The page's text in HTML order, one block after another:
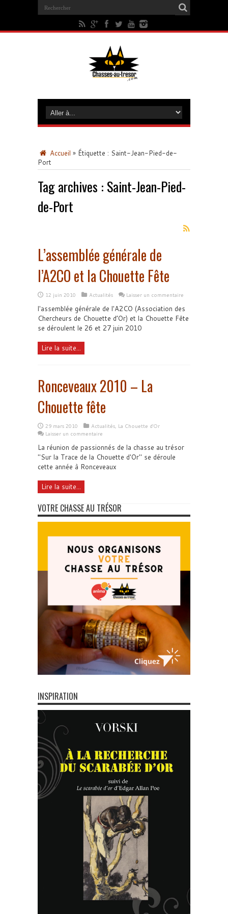
Accueil » Étiquette : Saint-Jean-Pied-de-
Port
Tag archives : Saint-Jean-Pied-
de-Port
L’assemblée générale de
l’A2CO et la Chouette Fête
12 juin 2010 Actualités Laisser un commentaire
l'assemblée générale de l'A2CO (Association des
Chercheurs de Chouette d’Or) et la Chouette Fête
se déroulent le 26 et 27 juin 2010
Lire la suite...
Ronceveaux 2010 – La
Chouette fête
29 mars 2010 Actualités, La Chouette d'Or
Laisser un commentaire
La réunion de passionnés de la chasse au trésor
"Sur la Trace de la Chouette d'Or" se déroule
cette année à Ronceveaux
Lire la suite...
VOTRE CHASSE AU TRÉSOR
INSPIRATION